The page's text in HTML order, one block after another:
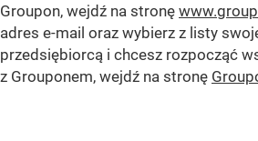
Groupon, wejdź na stronę
adres e-mail oraz wybierz z listy
przedsiębiorcą i chcesz rozpocząć
z Grouponem, wejdź na stronę